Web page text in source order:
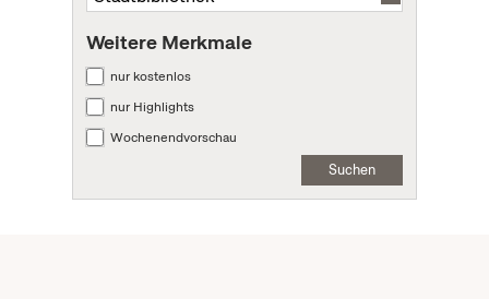
Weitere Merkmale
nur kostenlos
nur Highlights
Wochenendvorschau
Suchen